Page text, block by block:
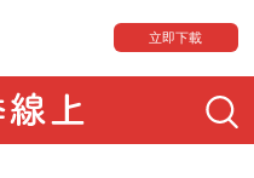
立即下載